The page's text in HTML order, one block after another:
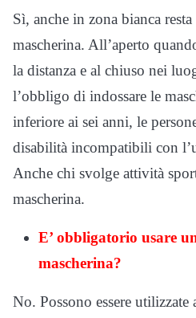
Sì, anche in zona bianca
mascherina. All’aperto
la distanza e al chiuso nei
l’obbligo di indossare le
inferiore ai sei anni, le
disabilità incompatibili con
Anche chi svolge attività
mascherina.
E’ obbligatorio usare
mascherina?
No. Possono essere utilizzate